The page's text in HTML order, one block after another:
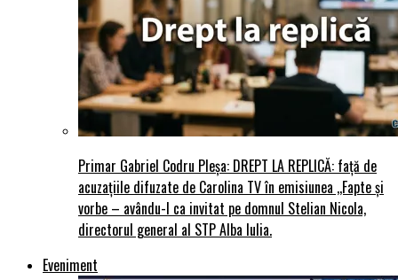
Primar Gabriel Codru Pleșa: DREPT LA REPLICĂ: față de
acuzațiile difuzate de Carolina TV în emisiunea ,,Fapte și
vorbe – avându-l ca invitat pe domnul Stelian Nicola,
directorul general al STP Alba Iulia.
Eveniment